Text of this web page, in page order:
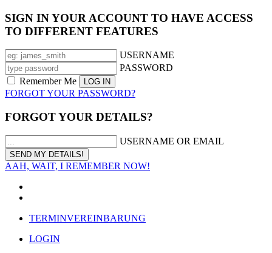
SIGN IN YOUR ACCOUNT TO HAVE ACCESS
TO DIFFERENT FEATURES
USERNAME
PASSWORD
Remember Me
FORGOT YOUR PASSWORD?
FORGOT YOUR DETAILS?
USERNAME OR EMAIL
AAH, WAIT, I REMEMBER NOW!
TERMINVEREINBARUNG
LOGIN